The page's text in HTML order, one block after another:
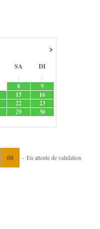
›
SA DI
1
2
8
9
15
16
22
23
29
30
08 - En attente de validation